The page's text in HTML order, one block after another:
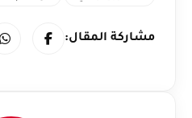
مشاركة المقال: